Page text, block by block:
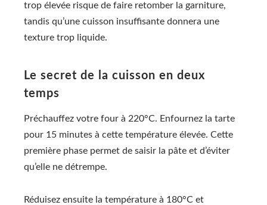
trop élevée risque de faire retomber la garniture,
tandis qu’une cuisson insuffisante donnera une
texture trop liquide.
Le secret de la cuisson en deux
temps
Préchauffez votre four à 220°C. Enfournez la tarte
pour 15 minutes à cette température élevée. Cette
première phase permet de saisir la pâte et d’éviter
qu’elle ne détrempe.
Réduisez ensuite la température à 180°C et